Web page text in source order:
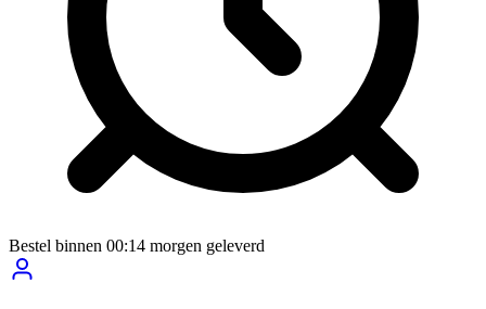
Bestel binnen 00:14 morgen geleverd